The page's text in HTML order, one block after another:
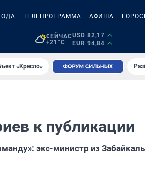
ТЕЛЕПРОГРАММА АФИША
СЕЙЧАС
+21°C
USD 82,17
EUR 94,84
«Кресло»
к публикации
экс-министр из